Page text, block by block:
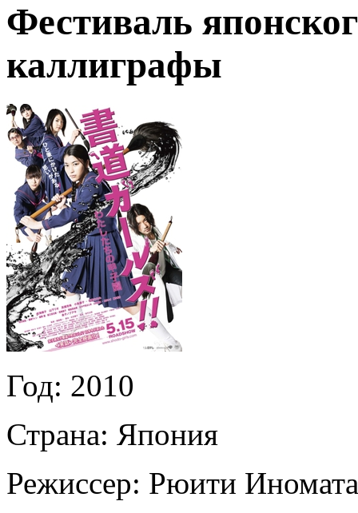
Фестиваль
каллиграфы
Год: 2010
Страна: Япония
Режиссер: Рюити Иномата